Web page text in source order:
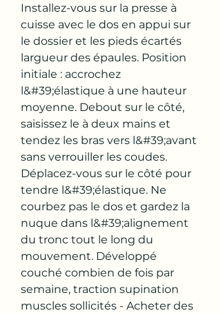
Installez-vous sur la presse à
cuisse avec le dos en appui sur
le dossier et les pieds écartés
largueur des épaules. Position
initiale : accrochez
l&#39;élastique à une hauteur
moyenne. Debout sur le côté,
saisissez le à deux mains et
tendez les bras vers l&#39;avant
sans verrouiller les coudes.
Déplacez-vous sur le côté pour
tendre l&#39;élastique. Ne
courbez pas le dos et gardez la
nuque dans l&#39;alignement
du tronc tout le long du
mouvement. Développé
couché combien de fois par
semaine, traction supination
muscles sollicités - Acheter des